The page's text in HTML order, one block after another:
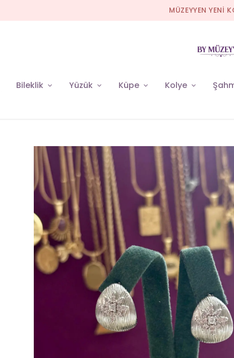
MÜZEYYEN YENİ
Bileklik Yüzük Küpe Kolye